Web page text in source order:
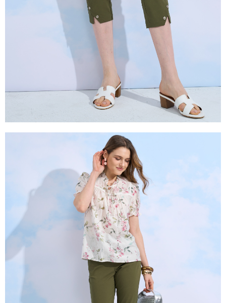
１．透過由恩沛科技股份有限公司提供之「AFTEE先享後付」服務完成之交
易，需依本服務之必要範圍內提供個人資料，並將交易相關給付款項請求債
權轉讓予恩沛科技股份有限公司。
２．關於個人資料處理事宜，請瀏覽以下網址：
３．未成年的使用者請事先徵得法定代理人或監護人之同意方可使用
「AFTEE先享後付」，若未經同意申辦者引起之損失，本公司不負相關責
４．使用「AFTEE先享後付」時，將依據個別帳號之用戶狀況，依本公司即
時審查核予不同之上限額度；若仍有額度不足之情形，本公司將視審查結果
請求用戶進行身份認證。
５．嚴禁一人註冊多個帳號或使用他人資訊註冊。若發現惡意使用之情形，